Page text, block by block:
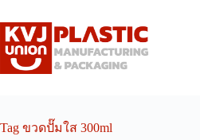
to
content
Tag ขวดปั๊มใส 300ml